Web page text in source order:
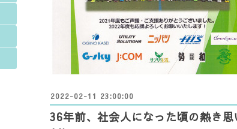
2022-02-11 23:00:00
36年前、社会人になった頃の熱き